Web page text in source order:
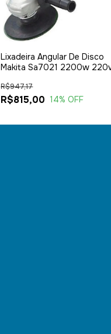
Lixadeira Angular De Disco
Makita Sa7021 2200w
R$815,00
R$947,17
14% OFF